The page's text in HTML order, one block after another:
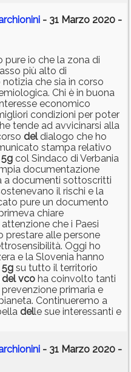
- 31 Marzo 2020 -
pure io che la zona di
più alto di
che sia in corso
Chi è in buona
economico
condizioni per poter
tende ad avvicinarsi alla
deldialogo che ho
stampa relativo
5g col Sindaco di Verbania
documentazione
a documenti sottoscritti
il rischi e la
pure un documento
chiare
che i Paesi
prestare alle persone
Oggi ho
e la Slovenia hanno
5g su tutto il territorio
del vco ha coinvolto tanti
prevenzione primaria e
Continueremo a
delle sue interessanti e
- 31 Marzo 2020 -